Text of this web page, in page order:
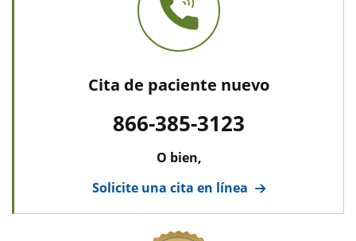
Cita de paciente nuevo
866-385-3123
O bien,
Solicite una cita en línea